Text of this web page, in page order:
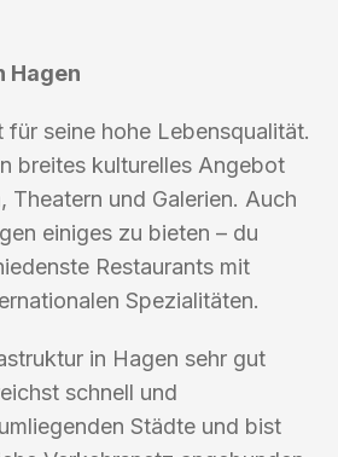
Hagen
für seine hohe Lebensqualität.
breites kulturelles Angebot
Theatern und Galerien. Auch
einiges zu bieten – du
Restaurants mit
Spezialitäten.
in Hagen sehr gut
schnell und
Städte und bist